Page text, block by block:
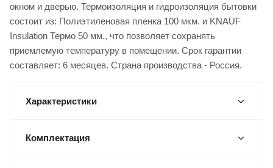
окном и дверью. Термоизоляция и гидроизоляция бытовки
состоит из: Полиэтиленовая пленка 100 мкм. и KNAUF
Insulation Термо 50 мм., что позволяет сохранять
приемлемую температуру в помещении. Срок гарантии
составляет: 6 месяцев. Страна производства - Россия.
Характеристики
Комплектация